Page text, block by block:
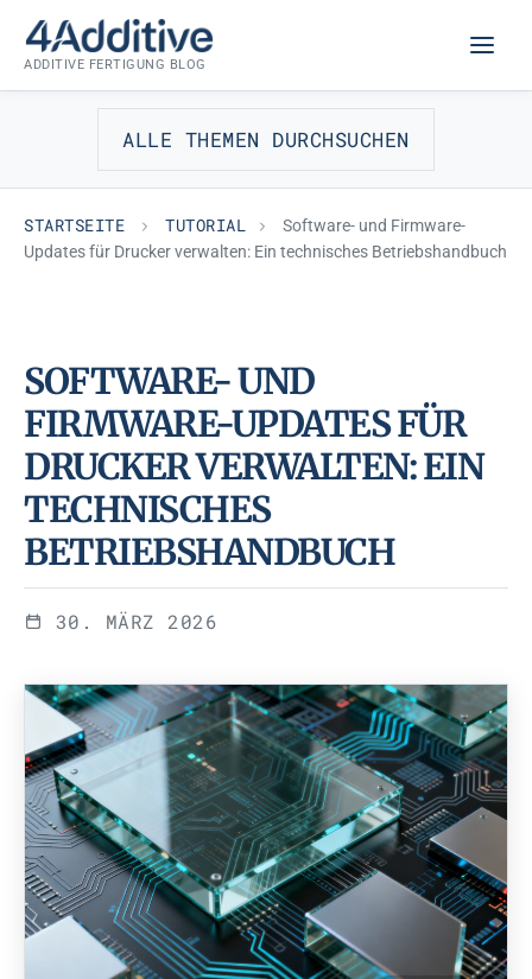
Inhalt
springen
ADDITIVE FERTIGUNG BLOG
ALLE THEMEN DURCHSUCHEN
STARTSEITE TUTORIAL
Software- und Firmware-
Updates für Drucker verwalten: Ein technisches Betriebshandbuch
TUTORIAL
SOFTWARE- UND
FIRMWARE-UPDATES FÜR
DRUCKER VERWALTEN: EIN
TECHNISCHES
BETRIEBSHANDBUCH
30. MÄRZ 2026